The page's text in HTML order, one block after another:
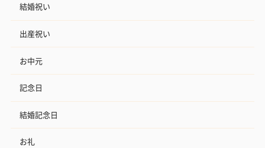
結婚祝い
出産祝い
お中元
記念日
結婚記念日
お礼